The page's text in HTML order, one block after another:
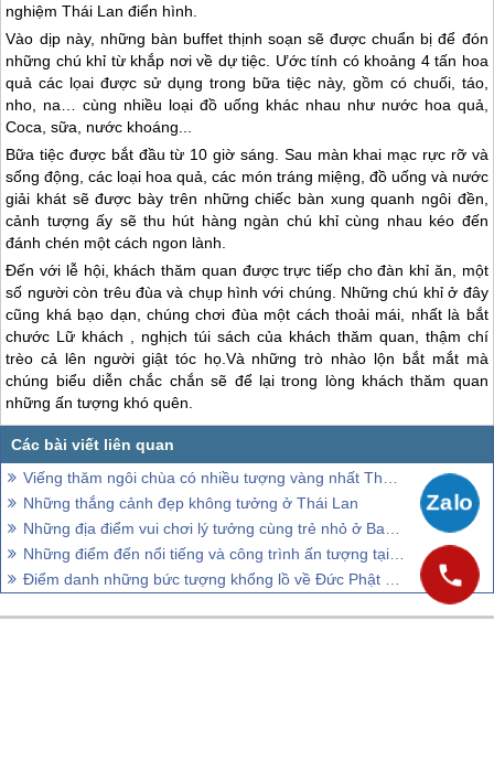
nghiệmThái Lan điển hình.
Vào dịp này, những bàn buffet thịnh soạn sẽ được chuẩn bị để đón
những chú khỉ từ khắp nơi về dự tiệc. Ước tính có khoảng 4 tấn hoa
quả các lọai được sử dụng trong bữa tiệc này, gồm có chuối, táo,
nho, na… cùng nhiều loại đồ uống khác nhau như nước hoa quả,
Coca, sữa, nước khoáng...
Bữa tiệc được bắt đầu từ 10 giờ sáng. Sau màn khai mạc rực rỡ và
sống động, các loại hoa quả, các món tráng miệng, đồ uống và nước
giải khát sẽ được bày trên những chiếc bàn xung quanh ngôi đền,
cảnh tượng ấy sẽ thu hút hàng ngàn chú khỉ cùng nhau kéo đến
đánh chén một cách ngon lành.
Đến với lễ hội, khách thăm quan được trực tiếp cho đàn khỉ ăn, một
số người còn trêu đùa và chụp hình với chúng. Những chú khỉ ở đây
cũng khá bạo dạn, chúng chơi đùa một cách thoải mái, nhất là bắt
chước Lữ khách , nghịch túi sách của khách thăm quan, thậm chí
trèo cả lên người giật tóc họ.Và những trò nhào lộn bắt mắt mà
chúng biểu diễn chắc chắn sẽ để lại trong lòng khách thăm quan
những ấn tượng khó quên.
Viếng thăm ngôi chùa có nhiều tượng vàng nhất Thái Lan.
Những thắng cảnh đẹp không tưởng ở Thái Lan
Những địa điểm vui chơi lý tưởng cùng trẻ nhỏ ở Bangkok
Những điểm đến nổi tiếng và công trình ấn tượng tại Thái Lan
Điểm danh những bức tượng khổng lồ về Đức Phật ở Thái Lan